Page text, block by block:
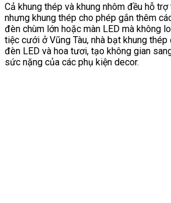
Cả khung thép và khung nhôm đều hỗ
nhưng khung thép cho phép gắn thêm
đèn chùm lớn hoặc màn LED mà không
tiệc cưới ở Vũng Tàu, nhà bạt khung
đèn LED và hoa tươi, tạo không gian
sức nặng của các phụ kiện decor.